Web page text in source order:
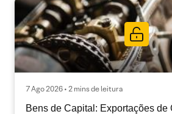
7 Ago 2026 • 2 mins de leitura
Bens de Capital: Exportações de